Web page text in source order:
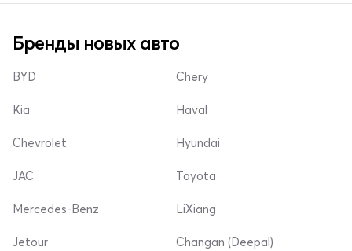
Бренды новых авто
BYD
Kia
Chevrolet
Chery
Haval
Hyundai
JAC
Mercedes-Benz
Jetour
Toyota
LiXiang
Changan (Deepal)